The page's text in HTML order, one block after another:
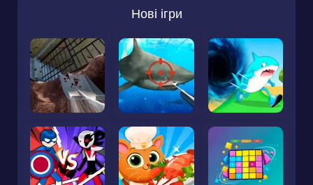
Нові ігри